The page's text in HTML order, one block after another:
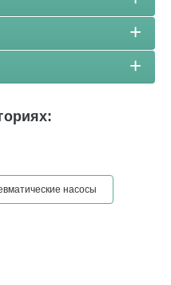
насосы